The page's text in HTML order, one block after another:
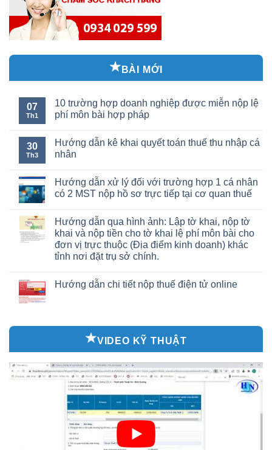
BÀI MỚI
07
Th1
10 trường hợp doanh nghiệp được miễn nộp lệ
phí môn bài hợp pháp
30
Th3
Hướng dẫn kê khai quyết toán thuế thu nhập cá
nhân
Hướng dẫn xử lý đối với trường hợp 1 cá nhân
có 2 MST nộp hồ sơ trực tiếp tại cơ quan thuế
Hướng dẫn qua hình ảnh: Lập tờ khai, nộp tờ
khai và nộp tiền cho tờ khai lệ phí môn bài cho
đơn vị trực thuộc (Địa điểm kinh doanh) khác
tỉnh nơi đặt trụ sở chính.
Hướng dẫn chi tiết nộp thuế điện tử online
VIDEO KỸ THUẬT